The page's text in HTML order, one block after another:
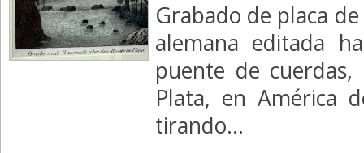
Grabado de placa
alemana editada
puente de
Plata, en América
tirando...